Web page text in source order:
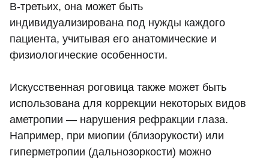
В-третьих, она может быть
индивидуализирована под нужды каждого
пациента, учитывая его анатомические и
физиологические особенности.
Искусственная роговица также может быть
использована для коррекции некоторых видов
аметропии — нарушения рефракции глаза.
Например, при миопии (близорукости) или
гиперметропии (дальнозоркости) можно